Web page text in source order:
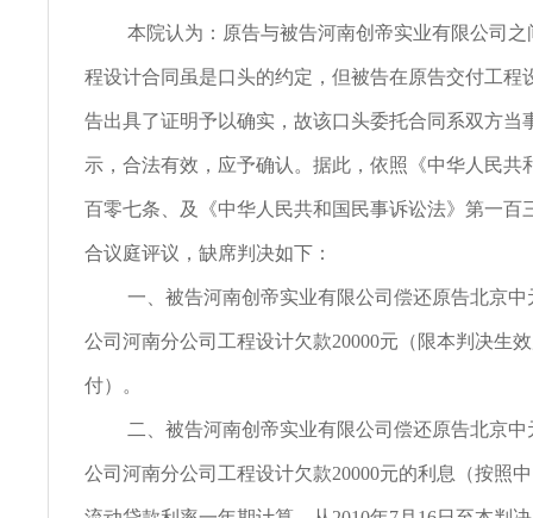
本院认为：原告与被告河南创帝实业有限公司
程设计合同虽是口头的约定，但被告在原告交付工程
告出具了证明予以确实，故该口头委托合同系双方当
示，合法有效，应予确认。据此，依照《中华人民共
百零七条、及《中华人民共和国民事诉讼法》第一百
合议庭评议，缺席判决如下：
一、被告河南创帝实业有限公司偿还原告北京
公司河南分公司工程设计欠款20000元（限本判决生
付）。
二、被告河南创帝实业有限公司偿还原告北京
公司河南分公司工程设计欠款20000元的利息（按照